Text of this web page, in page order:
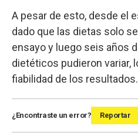
A pesar de esto, desde el
dado que las dietas solo
ensayo y luego seis años
dietéticos pudieron variar,
fiabilidad de los resultados.
¿Encontraste un error? Reportar